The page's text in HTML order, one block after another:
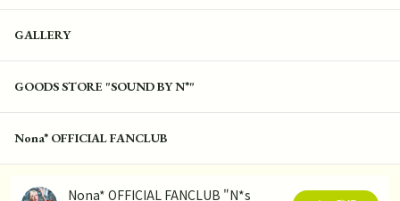
GALLERY
GOODS STORE "SOUND BY N*"
Nona* OFFICIAL FANCLUB
Nona* OFFICIAL FANCLUB "N*s